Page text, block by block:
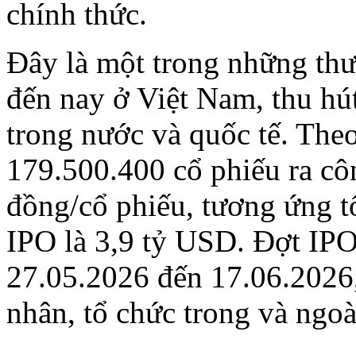
chính thức.
Đây là một trong những
đến nay ở Việt Nam, thu
trong nước và quốc tế.
179.500.400 cổ phiếu ra
đồng/cổ phiếu, tương ứng
IPO là 3,9 tỷ USD. Đợt
27.05.2026 đến
nhân, tổ chức trong và